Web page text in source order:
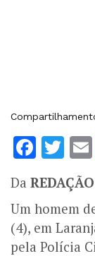
Da REDAÇÃO
Um homem
(4), em
pela Polícia